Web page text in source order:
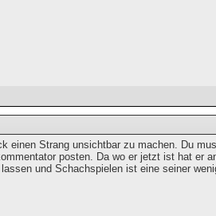
einen Strang unsichtbar zu machen. Du
posten. Da wo er jetzt ist hat er
und Schachspielen ist eine seiner